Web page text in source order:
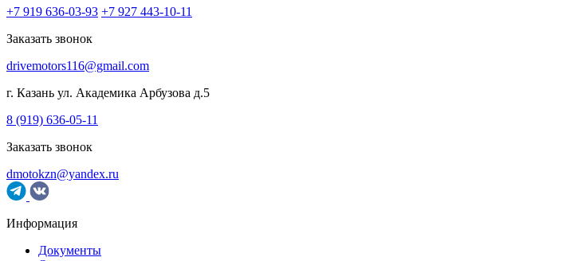
+7 919 636-03-93 +7 927 443-10-11
Заказать звонок
drivemotors116@gmail.com
г. Казань ул. Академика Арбузова д.5
8 (919) 636-05-11
Заказать звонок
dmotokzn@yandex.ru
Информация
Документы